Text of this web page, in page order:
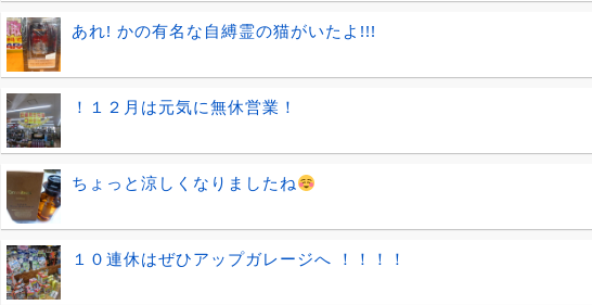
あれ! かの有名な自縛霊の猫がいたよ!!!
！１２月は元気に無休営業！
ちょっと涼しくなりましたね
１０連休はぜひアップガレージへ ！！！！